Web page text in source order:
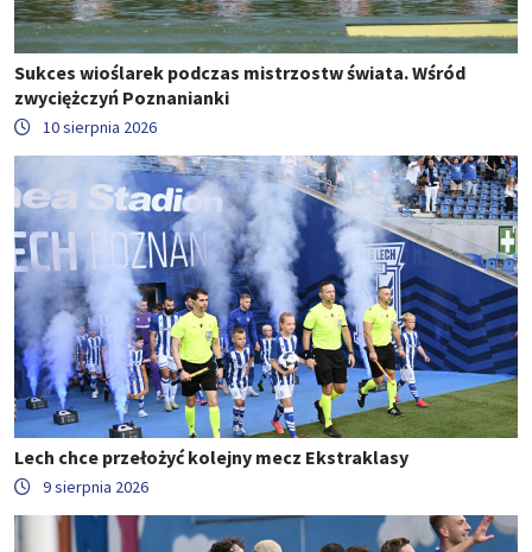
Sukces wioślarek podczas mistrzostw świata. Wśród
zwyciężczyń Poznanianki
10 sierpnia 2026
Lech chce przełożyć kolejny mecz Ekstraklasy
9 sierpnia 2026